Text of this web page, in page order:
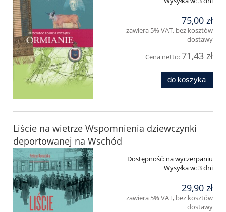
75,00 zł
zawiera 5% VAT, bez kosztów
dostawy
Cena netto:71,43 zł
do koszyka
Liście na wietrze Wspomnienia dziewczynki
deportowanej na Wschód
Dostępność: na wyczerpaniu
Wysyłka w:3 dni
29,90 zł
zawiera 5% VAT, bez kosztów
dostawy